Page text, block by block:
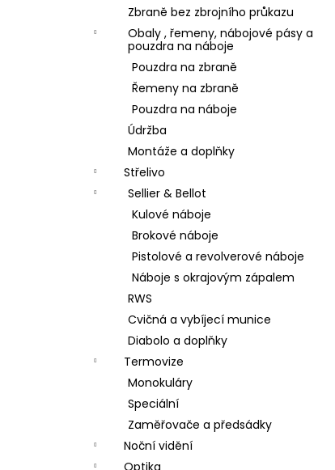
Zbraně bez zbrojního průkazu
Obaly , řemeny, nábojové pásy a
pouzdra na náboje
Pouzdra na zbraně
Řemeny na zbraně
Pouzdra na náboje
Údržba
Montáže a doplňky
Střelivo
Sellier & Bellot
Kulové náboje
Brokové náboje
Pistolové a revolverové náboje
Náboje s okrajovým zápalem
RWS
Cvičná a vybíjecí munice
Diabolo a doplňky
Termovize
Monokuláry
Speciální
Zaměřovače a předsádky
Noční vidění
Optika